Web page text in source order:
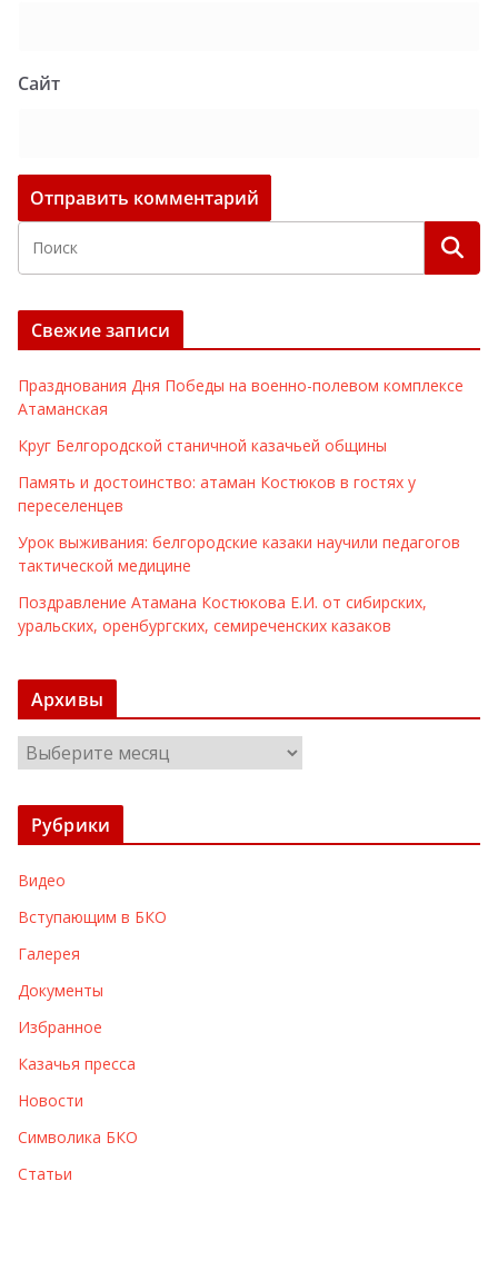
Сайт
Свежие записи
Празднования Дня Победы на военно-полевом комплексе
Атаманская
Круг Белгородской станичной казачьей общины
Память и достоинство: атаман Костюков в гостях у
переселенцев
Урок выживания: белгородские казаки научили педагогов
тактической медицине
Поздравление Атамана Костюкова Е.И. от сибирских,
уральских, оренбургских, семиреченских казаков
Архивы
р
х
ы
Рубрики
Видео
Вступающим в БКО
Галерея
Документы
Избранное
Казачья пресса
Новости
Символика БКО
Статьи